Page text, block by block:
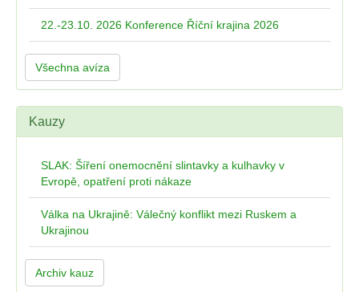
22.-23.10. 2026 Konference Říční krajina 2026
Všechna avíza
Kauzy
SLAK: Šíření onemocnění slintavky a kulhavky v
Evropě, opatření proti nákaze
Válka na Ukrajině: Válečný konflikt mezi Ruskem a
Ukrajinou
Archiv kauz